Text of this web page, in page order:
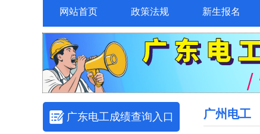
网站首页 政策法规 新生报名
广东电工成绩查询入口 广州电工